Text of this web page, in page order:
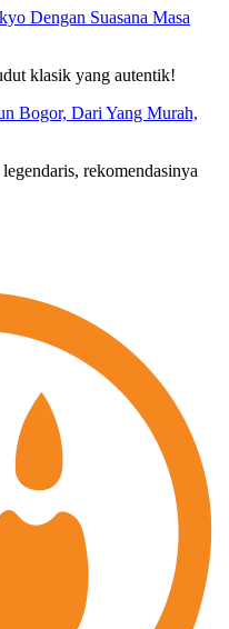
Dengan Suasana Masa
klasik yang autentik!
Bogor, Dari Yang Murah,
rekomendasinya